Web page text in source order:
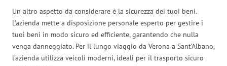
Un altro aspetto da considerare è la sicurezza dei tuoi beni.
L’azienda mette a disposizione personale esperto per gestire i
tuoi beni in modo sicuro ed efficiente, garantendo che nulla
venga danneggiato. Per il lungo viaggio da Verona a Sant’Albano,
l’azienda utilizza veicoli moderni, ideali per il trasporto sicuro